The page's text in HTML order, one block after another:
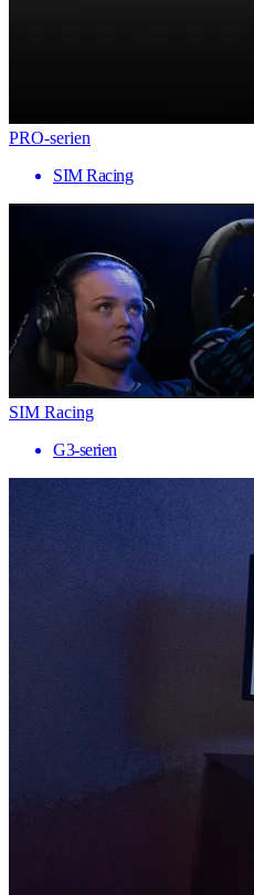
PRO-serien
SIM Racing
SIM Racing
G3-serien